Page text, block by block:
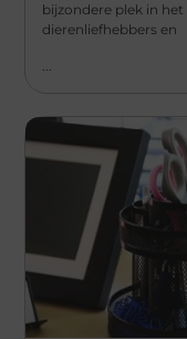
bijzondere plek in
dierenliefhebbers en